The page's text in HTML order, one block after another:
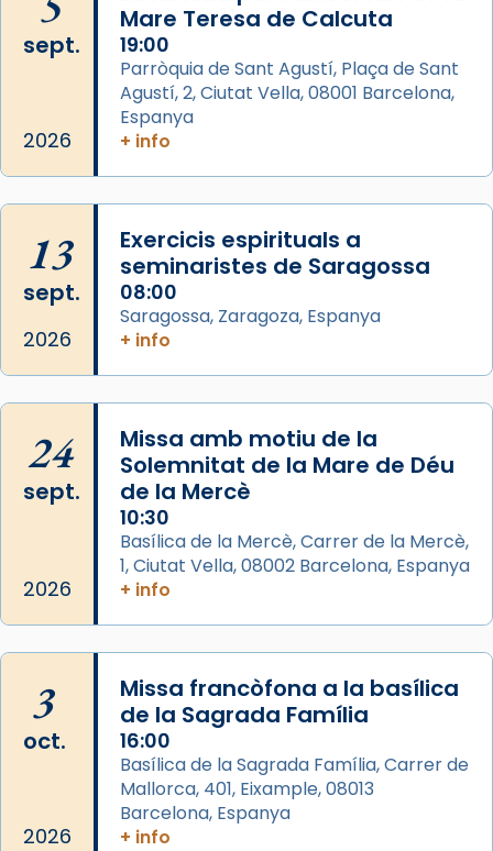
2 weeks ago
Aquest dilluns, 27 de juliol, ha tingut lloc la
missa d’acció de gràcies en agraïment al
comitè organitzador de la visita apostòlica
del Sant Pare Lleó XIV a Barcelona, i als
L’arquebisbe de Barcelona, el cardenal Joan
Josep Omella, ha presidit la missa i l’ha
concelebrat el bisbe auxiliar de Barcelona,
Mons. David Abadías.
📸 Dr. G. Simón
Foto
Arquebisbat de Barcelona
2 weeks ago
Memòria de les santes Juliana i
Semproniana, verges i màrtirs.
Acompanyant la història de sant Cugat, a
partir de l’Edat Mitjana sorgeix la tradició
que les santes Juliana (“relatiu a Júlia”) i
Semproniana (“relatiu a Semprònia =
eterna”) són deixebles seves. I l’any 1667, el
frare Joan Gaspar Roig, afirma en una obra
que les santes són filles de l’antiga Iluro.
Mataró en reivindicarà les relíq
Foto
sept.
2026
Mare Teresa de Calcuta
19:00
Parròquia de Sant Agustí, Plaça de Sant
Agustí, 2, Ciutat Vella, 08001 Barcelona,
Espanya
+ info
13
sept.
2026
Exercicis espirituals a
seminaristes de Saragossa
08:00
Saragossa, Zaragoza, Espanya
+ info
24
sept.
2026
Missa amb motiu de la
Solemnitat de la Mare de Déu
de la Mercè
10:30
Basílica de la Mercè, Carrer de la Mercè,
1, Ciutat Vella, 08002 Barcelona, Espanya
+ info
3
oct.
2026
Missa francòfona a la basílica
de la Sagrada Família
16:00
Basílica de la Sagrada Família, Carrer de
Mallorca, 401, Eixample, 08013
Barcelona, Espanya
+ info